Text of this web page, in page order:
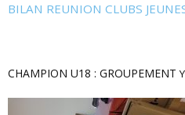
BILAN REUNION CLUBS
CHAMPION U18 : GROUPEMENT